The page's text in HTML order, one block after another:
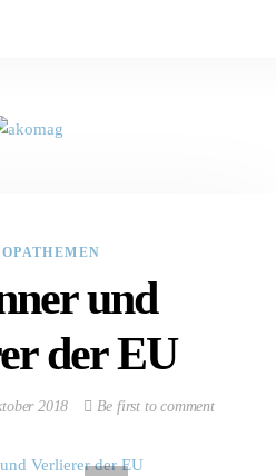
und
der EU
2018 Be first to comment